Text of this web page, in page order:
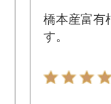
橋本産富有
す。